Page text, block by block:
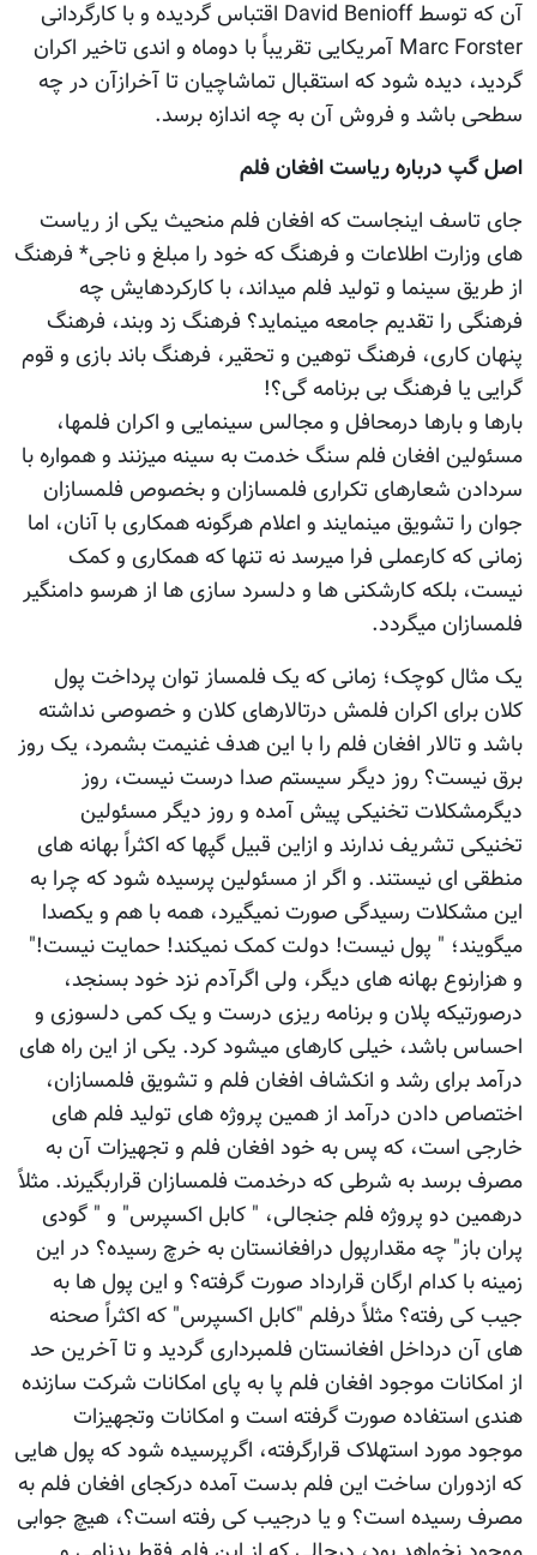
آن که توسط David Benioff اقتباس گردیده و با کارگردانی
Marc Forster آمریکایی تقریباً با دوماه و اندی تاخیر اکران
گردید، دیده شود که استقبال تماشاچیان تا آخرازآن در چه
سطحی باشد و فروش آن به چه اندازه برسد.
اصل گپ درباره ریاست افغان فلم
جای تاسف اینجاست که افغان فلم منحیث یکی از ریاست
های وزارت اطلاعات و فرهنگ که خود را مبلغ و ناجی* فرهنگ
از طریق سینما و تولید فلم میداند، با کارکردهایش چه
فرهنگی را تقدیم جامعه مینماید؟ فرهنگ زد وبند، فرهنگ
پنهان کاری، فرهنگ توهین و تحقیر، فرهنگ باند بازی و قوم
گرایی یا فرهنگ بی برنامه گی؟!
بارها و بارها درمحافل و مجالس سینمایی و اکران فلمها،
مسئولین افغان فلم سنگ خدمت به سینه میزنند و همواره با
سردادن شعارهای تکراری فلمسازان و بخصوص فلمسازان
جوان را تشویق مینمایند و اعلام هرگونه همکاری با آنان، اما
زمانی که کارعملی فرا میرسد نه تنها که همکاری و کمک
نیست، بلکه کارشکنی ها و دلسرد سازی ها از هرسو دامنگیر
فلمسازان میگردد.
یک مثال کوچک؛ زمانی که یک فلمساز توان پرداخت پول
کلان برای اکران فلمش درتالارهای کلان و خصوصی نداشته
باشد و تالار افغان فلم را با این هدف غنیمت بشمرد، یک روز
برق نیست؟ روز دیگر سیستم صدا درست نیست، روز
دیگرمشکلات تخنیکی پیش آمده و روز دیگر مسئولین
تخنیکی تشریف ندارند و ازاین قبیل گپها که اکثراً بهانه های
منطقی ای نیستند. و اگر از مسئولین پرسیده شود که چرا به
این مشکلات رسیدگی صورت نمیگیرد، همه با هم و یکصدا
میگویند؛ " پول نیست! دولت کمک نمیکند! حمایت نیست!"
و هزارنوع بهانه های دیگر، ولی اگرآدم نزد خود بسنجد،
درصورتیکه پلان و برنامه ریزی درست و یک کمی دلسوزی و
احساس باشد، خیلی کارهای میشود کرد. یکی از این راه های
درآمد برای رشد و انکشاف افغان فلم و تشویق فلمسازان،
اختصاص دادن درآمد از همین پروژه های تولید فلم های
خارجی است، که پس به خود افغان فلم و تجهیزات آن به
مصرف برسد به شرطی که درخدمت فلمسازان قراربگیرند. مثلاً
درهمین دو پروژه فلم جنجالی، " کابل اکسپرس" و " گودی
پران باز" چه مقدارپول درافغانستان به خرچ رسیده؟ در این
زمینه با کدام ارگان قرارداد صورت گرفته؟ و این پول ها به
جیب کی رفته؟ مثلاً درفلم "کابل اکسپرس" که اکثراً صحنه
های آن درداخل افغانستان فلمبرداری گردید و تا آخرین حد
از امکانات موجود افغان فلم پا به پای امکانات شرکت سازنده
هندی استفاده صورت گرفته است و امکانات وتجهیزات
موجود مورد استهلاک قرارگرفته، اگرپرسیده شود که پول هایی
که ازدوران ساخت این فلم بدست آمده درکجای افغان فلم به
مصرف رسیده است؟ و یا درجیب کی رفته است؟، هیچ جوابی